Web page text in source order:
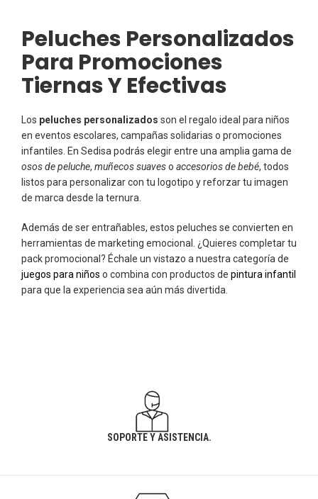
Peluches Personalizados
Para Promociones
Tiernas Y Efectivas
Los peluches personalizados son el regalo ideal para niños
en eventos escolares, campañas solidarias o promociones
infantiles. En Sedisa podrás elegir entre una amplia gama de
osos de peluche, muñecos suaveso accesorios de bebé, todos
listos para personalizar con tu logotipo y reforzar tu imagen
de marca desde la ternura.
Además de ser entrañables, estos peluches se convierten en
herramientas de marketing emocional. ¿Quieres completar tu
pack promocional? Échale un vistazo a nuestra categoría de
juegos para niños o combina con productos de pintura infantil
para que la experiencia sea aún más divertida.
SOPORTE Y ASISTENCIA.